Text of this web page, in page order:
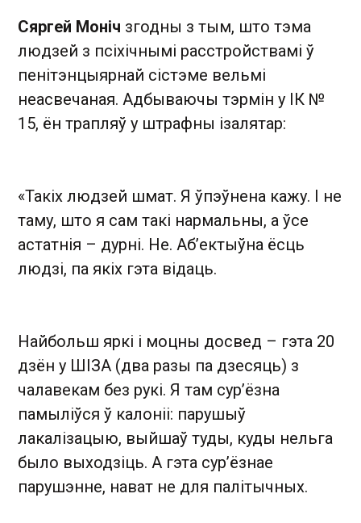
Сяргей Моніч згодны з тым, што тэма
людзей з псіхічнымі расстройствамі ў
пенітэнцыярнай сістэме вельмі
неасвечаная. Адбываючы тэрмін у ІК №
15, ён трапляў у штрафны ізалятар:
«Такіх людзей шмат. Я ўпэўнена кажу. І не
таму, што я сам такі нармальны, а ўсе
астатнія – дурні. Не. Аб’ектыўна ёсць
людзі, па якіх гэта відаць.
Найбольш яркі і моцны досвед – гэта 20
дзён у ШІЗА (два разы па дзесяць) з
чалавекам без рукі. Я там сур’ёзна
памыліўся ў калоніі: парушыў
лакалізацыю, выйшаў туды, куды нельга
было выходзіць. А гэта сур’ёзнае
парушэнне, нават не для палітычных.